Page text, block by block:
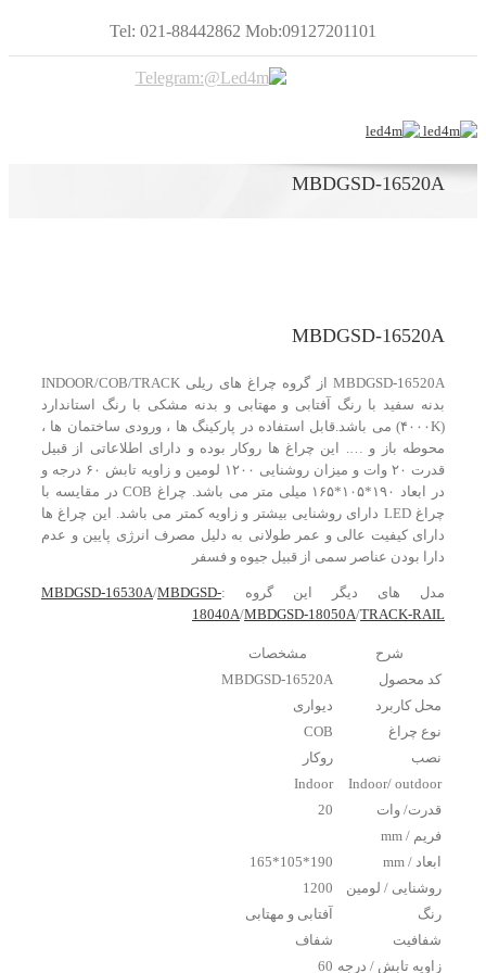
Tel: 021-88442862 Mob:09127201101
MBDGSD-16520A
MBDGSD-16520A
MBDGSD-16520A از گروه چراغ های ریلی INDOOR/COB/TRACK
بدنه سفید با رنگ آفتابی و مهتابی و بدنه مشکی با رنگ استاندارد
(۴۰۰۰K) می باشد.قابل استفاده در پارکینگ ها ، ورودی ساختمان ها ،
محوطه باز و …. این چراغ ها روکار بوده و دارای اطلاعاتی از قبیل
قدرت ۲۰ وات و میزان روشنایی ۱۲۰۰ لومین و زاویه تابش ۶۰ درجه و
در ابعاد ۱۹۰*۱۰۵*۱۶۵ میلی متر می باشد. چراغ COB در مقایسه با
چراغ LED دارای روشنایی بیشتر و زاویه کمتر می باشد. این چراغ ها
دارای کیفیت عالی و عمر طولانی به دلیل مصرف انرژی پایین و عدم
دارا بودن عناصر سمی از قبیل جیوه و فسفر
مدل های دیگر این گروه : MBDGSD-16530A/MBDGSD-
18040A/MBDGSD-18050A/TRACK-RAIL
شرح
مشخصات
کد محصول
MBDGSD-16520A
محل کاربرد
دیواری
نوع چراغ
COB
نصب
روکار
Indoor/ outdoor
Indoor
قدرت/ وات
20
فریم / mm
ابعاد / mm
190*105*165
روشنایی / لومین
1200
رنگ
آفتابی و مهتابی
شفافیت
شفاف
زاویه تابش / درجه 60